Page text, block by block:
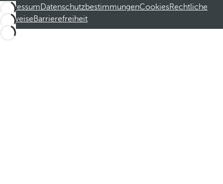
ImpressumDatenschutzbestimmungenCookiesRechtliche
HinweiseBarrierefreiheit